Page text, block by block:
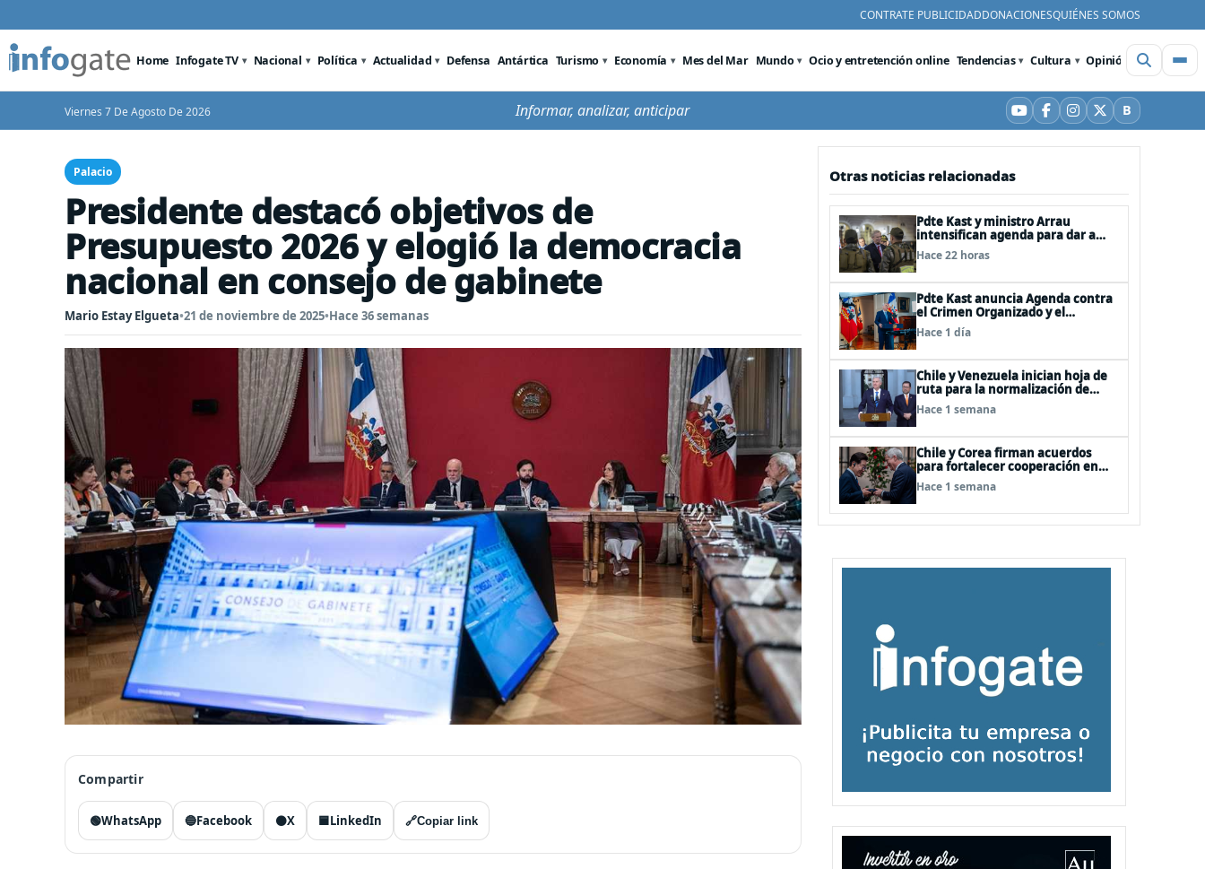
CONTRATE PUBLICIDADDONACIONESQUIÉNES SOMOS
Home Infogate TV Nacional Política Actualidad Defensa Antártica Turismo Economía Mes del Mar Mundo Ocio y entretención online Tendencias Cultura Opinión Videos
Viernes 7 De Agosto De 2026 Informar, analizar, anticipar YouTube
Facebook
Instagram
X BBluesky
Palacio
Presidente destacó objetivos de
Presupuesto 2026 y elogió la democracia
nacional en consejo de gabinete
Mario Estay Elgueta•21 de noviembre de 2025•Hace 36 semanas
Compartir
🟢WhatsApp 🔵Facebook ⚫X 🟦LinkedIn 🔗Copiar link
Otras noticias relacionadas
Pdte Kast y ministro Arrau
intensifican agenda para dar a
conocer su ACOT
Hace 22 horas
Pdte Kast anuncia Agenda contra
el Crimen Organizado y el
Terrorismo (ACOT)
Hace 1 día
Chile y Venezuela inician hoja de
ruta para la normalización de
relaciones
Hace 1 semana
Chile y Corea firman acuerdos
para fortalecer cooperación en
investigación antártica, minería,
seguridad
Hace 1 semana